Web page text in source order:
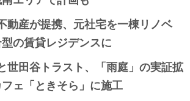
動産が提携、元社宅を一棟リノベ
の賃貸レジデンスに
世田谷トラスト、「雨庭」の実証拡
ェ「ときそら」に施工